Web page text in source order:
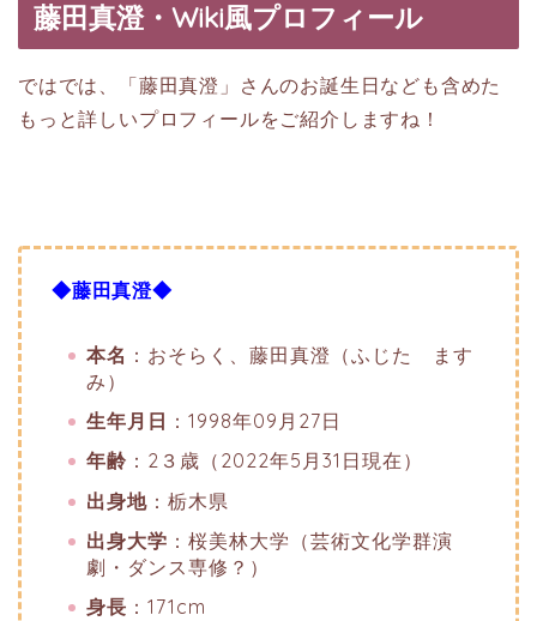
藤田真澄・Wiki風プロフィール
ではでは、「藤田真澄」さんのお誕生日なども含めた
もっと詳しいプロフィールをご紹介しますね！
◆藤田真澄◆
本名 ：おそらく、藤田真澄（ふじた ます
み）
生年月日 ：1998年09月27日
年齢 ：2３歳（2022年5月31日現在）
出身地 ：栃木県
出身大学 ：桜美林大学（芸術文化学群演
劇・ダンス専修？）
身長 ：171cm